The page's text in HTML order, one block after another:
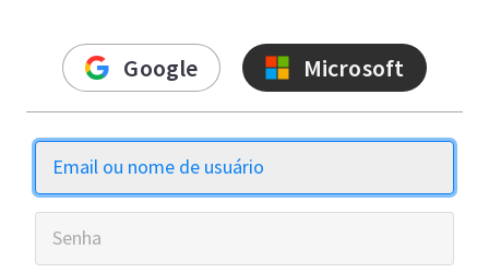
Google Microsoft
Email ou nome de usuário
Senha